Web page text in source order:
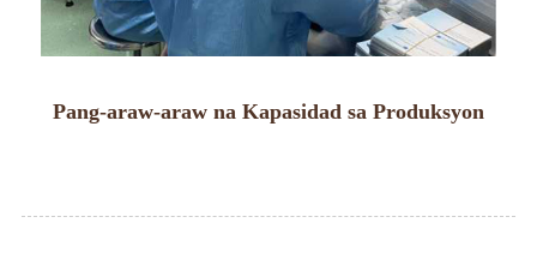
Pang-araw-araw na Kapasidad sa Produksyon